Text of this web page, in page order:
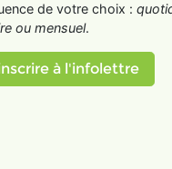
de votre choix :
ou mensuel.
à l'infolettre